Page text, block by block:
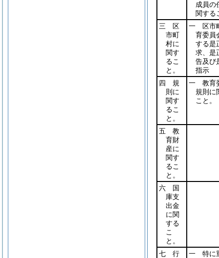
成員の
関する
三 区
市町
村に
関す
るこ
と。
一 区市
育委員
する是
求、是
告及び
指示
四 規
則に
関す
るこ
と。
一 教育
規則に
こと。
五 教
育財
産に
関す
るこ
と。
六 国
庫支
出金
に関
する
こ
と。
七 行
一 特に